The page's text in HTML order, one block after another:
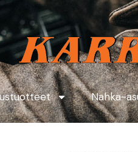
Nahka-